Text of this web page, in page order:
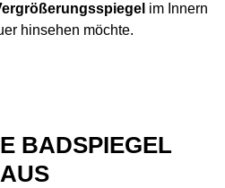
im Innern
hinsehen möchte.
BADSPIEGEL